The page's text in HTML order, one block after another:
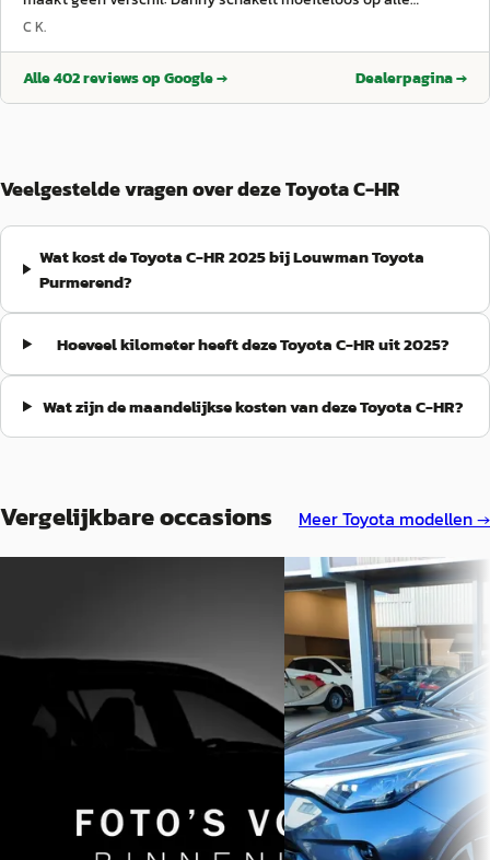
niveaus. Hij heeft enorm veel mensenkennis, is oprecht
moeite een extra stap als dat nodig is. Dit alles in combinatie
met een fijn en hecht team, prettig contact en échte menselijke
stopt niet zodra de auto verkocht is . Danny: complimenten. En
hetzelfde geldt voor het team; het is duidelijk dat hier een sterk
en prettig team staat.”
C K.
Alle402reviews op Google → Dealerpagina →
Veelgestelde vragen over deze Toyota C-HR
Wat kost de Toyota C-HR 2025 bij Louwman Toyota
Purmerend?
Hoeveel kilometer heeft deze Toyota C-HR uit 2025?
Wat zijn de maandelijkse kosten van deze Toyota C-HR?
Vergelijkbare occasions MeerToyota modellen →
€ 43.495
Boven markt
2026 · 0 km · Hybride · Automaat
A
Toyota C-HR·
2.0 Hybrid Gr-Sport
€ 27.850
v.a. € 590/mnd
Marktconform
2023 · 49.622 km · Hybride
Automaat